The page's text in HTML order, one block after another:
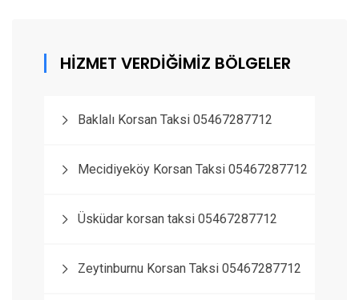
HİZMET VERDİĞİMİZ BÖLGELER
Baklalı Korsan Taksi 05467287712
Mecidiyeköy Korsan Taksi 05467287712
Üsküdar korsan taksi 05467287712
Zeytinburnu Korsan Taksi 05467287712